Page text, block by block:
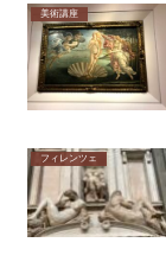
美術講座
フィレンツェ